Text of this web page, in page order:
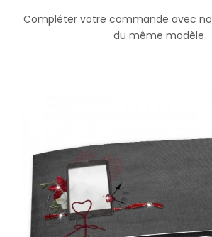
Compléter votre commande avec
du même modèle